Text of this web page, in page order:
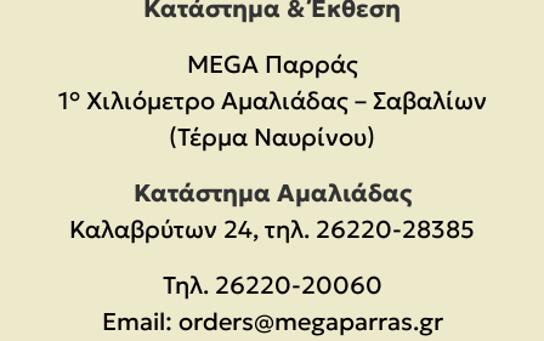
Κατάστημα & Έκθεση
MEGA Παρράς
1° Χιλιόμετρο Αμαλιάδας – Σαβαλίων
(Τέρμα Ναυρίνου)
Κατάστημα Αμαλιάδας
Καλαβρύτων 24, τηλ. 26220-28385
Τηλ. 26220-20060
Email: orders@megaparras.gr